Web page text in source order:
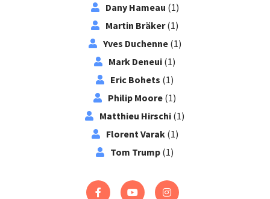
Dany Hameau (1)
Martin Bräker(1)
Yves Duchenne(1)
Mark Deneui (1)
Eric Bohets (1)
Philip Moore (1)
Matthieu Hirschi (1)
Florent Varak(1)
Tom Trump (1)